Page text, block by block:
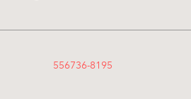
556736-8195